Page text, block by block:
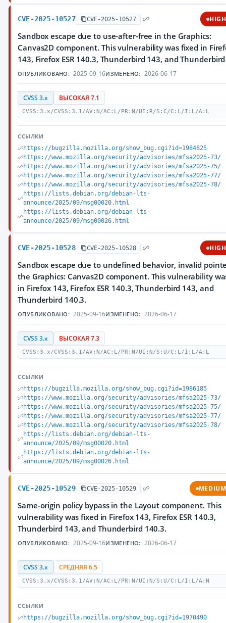
CVE-2025-10527 CVE-2025-10527 HIGH
Sandbox escape due to use-after-free in the Graphics:
Canvas2D component. This vulnerability was fixed in
143, Firefox ESR 140.3, Thunderbird 143, and
ОПУБЛИКОВАНО: 2025-09-16ИЗМЕНЕНО: 2026-06-17
CVSS 3.x ВЫСОКАЯ 7.1
CVSS:3.x/CVSS:3.1/AV:N/AC:L/PR:N/UI:R/S:C/C:L/I:L/A:L
ССЫЛКИ
https://bugzilla.mozilla.org/show_bug.cgi?id=1984825
https://www.mozilla.org/security/advisories/mfsa2025-73/
https://www.mozilla.org/security/advisories/mfsa2025-75/
https://www.mozilla.org/security/advisories/mfsa2025-77/
https://www.mozilla.org/security/advisories/mfsa2025-78/
https://lists.debian.org/debian-lts-
announce/2025/09/msg00020.html
https://lists.debian.org/debian-lts-
announce/2025/09/msg00026.html
CVE-2025-10528 CVE-2025-10528 HIGH
Sandbox escape due to undefined behavior, invalid
the Graphics: Canvas2D component. This vulnerability
in Firefox 143, Firefox ESR 140.3, Thunderbird 143, and
Thunderbird 140.3.
ОПУБЛИКОВАНО: 2025-09-16ИЗМЕНЕНО: 2026-06-17
CVSS 3.x ВЫСОКАЯ 7.3
CVSS:3.x/CVSS:3.1/AV:N/AC:L/PR:N/UI:N/S:U/C:L/I:L/A:L
ССЫЛКИ
https://bugzilla.mozilla.org/show_bug.cgi?id=1986185
https://www.mozilla.org/security/advisories/mfsa2025-73/
https://www.mozilla.org/security/advisories/mfsa2025-75/
https://www.mozilla.org/security/advisories/mfsa2025-77/
https://www.mozilla.org/security/advisories/mfsa2025-78/
https://lists.debian.org/debian-lts-
announce/2025/09/msg00020.html
https://lists.debian.org/debian-lts-
announce/2025/09/msg00026.html
CVE-2025-10529 CVE-2025-10529 MEDIUM
Same-origin policy bypass in the Layout component. This
vulnerability was fixed in Firefox 143, Firefox ESR 140.3,
Thunderbird 143, and Thunderbird 140.3.
ОПУБЛИКОВАНО: 2025-09-16ИЗМЕНЕНО: 2026-06-17
CVSS 3.x СРЕДНЯЯ 6.5
CVSS:3.x/CVSS:3.1/AV:N/AC:L/PR:N/UI:N/S:U/C:L/I:L/A:N
ССЫЛКИ
https://bugzilla.mozilla.org/show_bug.cgi?id=1970490